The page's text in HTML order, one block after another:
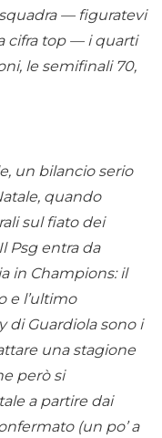
squadra — figuratevi
cifra top — i quarti
le semifinali 70,
un bilancio serio
quando
sul fiato dei
Psg entra da
in Champions: il
e l’ultimo
di Guardiola sono i
una stagione
però si
a partire dai
(un po’ a